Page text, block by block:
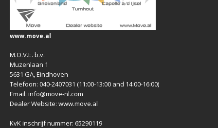
www.move.al
M.O.V.E. b.v.
Muzenlaan 1
5631 GA, Eindhoven
Telefoon: 040-2407031 (11:00-13:00 and 14:00-16:00)
Email: info@move-nl.com
Dealer Website: www.move.al
KvK inschrijf nummer: 65290119